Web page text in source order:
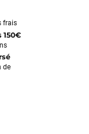
frais
150€
de